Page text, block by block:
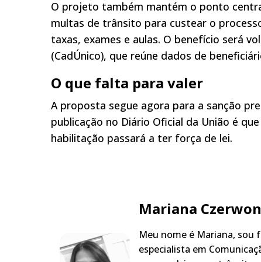
O projeto também mantém o ponto
multas de trânsito para custear o
taxas, exames e aulas. O benefício será
(CadÚnico), que reúne dados de
O que falta para valer
A proposta segue agora para a sanção
publicação no Diário Oficial da União é
habilitação passará a ter força de lei.
Mariana
Meu nome é Mariana, sou
especialista em